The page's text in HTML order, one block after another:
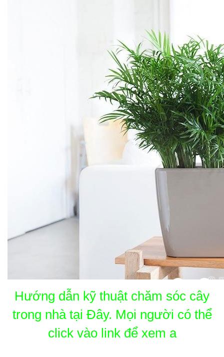
Hướng dẫn kỹ thuật chăm sóc cây
trong nhà tại Đây. Mọi người có thể
click vào link để xem a